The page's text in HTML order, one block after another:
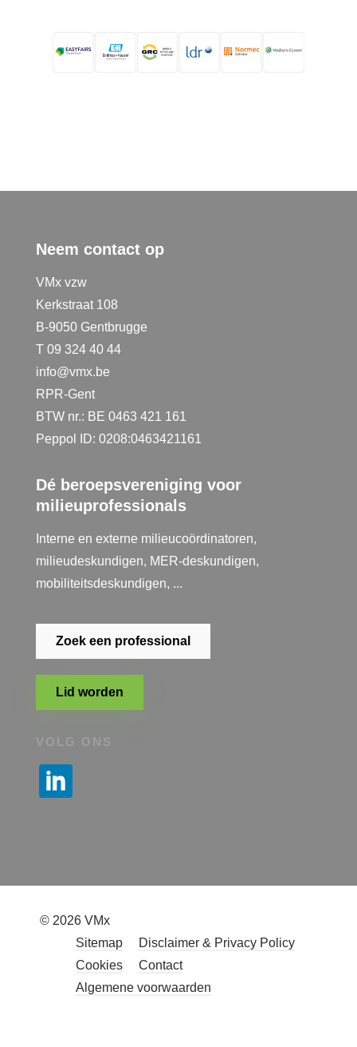
Neem contact op
VMx vzw
Kerkstraat 108
B-9050 Gentbrugge
T 09 324 40 44
info@vmx.be
RPR-Gent
BTW nr.: BE 0463 421 161
Peppol ID: 0208:0463421161
Dé beroepsvereniging voor
milieuprofessionals
Interne en externe milieucoördinatoren,
milieudeskundigen, MER-deskundigen,
mobiliteitsdeskundigen, ...
Zoek een professional
Lid worden
VOLG ONS
© 2026 VMx
Sitemap
Disclaimer & Privacy Policy
Cookies
Contact
Algemene voorwaarden